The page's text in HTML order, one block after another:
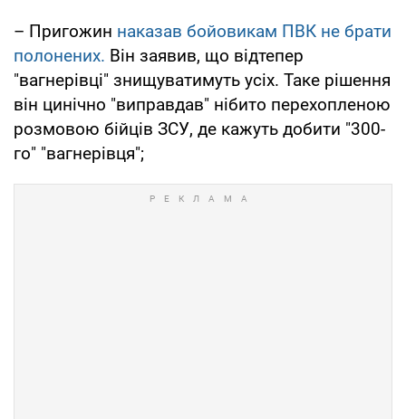
– Пригожин наказав бойовикам ПВК не брати
полонених. Він заявив, що відтепер
"вагнерівці" знищуватимуть усіх. Таке рішення
він цинічно "виправдав" нібито перехопленою
розмовою бійців ЗСУ, де кажуть добити "300-
го" "вагнерівця";